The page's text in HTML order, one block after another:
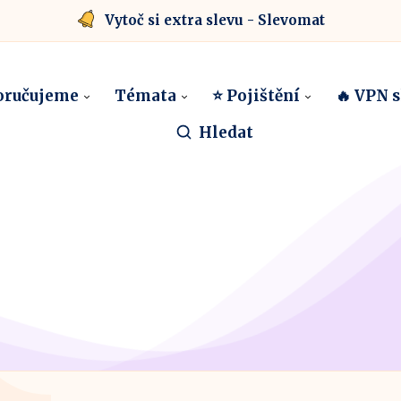
Vytoč si extra slevu - Slevomat
Témata ⭐ Pojištění 🔥 VPN
Hledat